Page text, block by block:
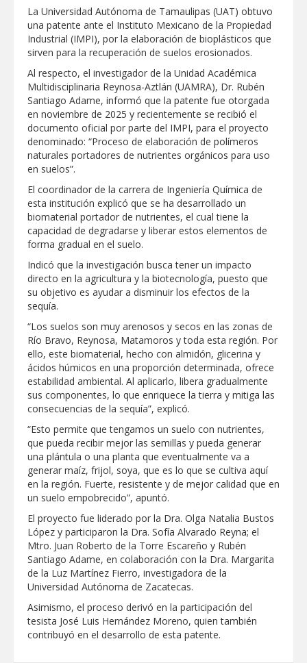
GOBIERNO MUNICIPAL ACERCA
SERVICIOS Y APOYOS A FAMILIAS CON
“PRESIDENCIA CERQUITA DE TI”
Impulsa STPS ferias del empleo para
jóvenes en tres regiones de Tamaulipas
Felicitó Carlos Peña Ortiz a más de 390
egresados de la Universidad Tecnológica
de Tamaulipas Norte
CANTUROSAS INVIERTE EN
INFRAESTRUCTURA HÍDRICA PARA
GARANTIZAR UN MEJOR SERVICIO DE
AGUA POTABLE
Facilita DIF Tamaulipas trámite de
credencial y placas de circulación para
personas con discapacidad
CARMEN LILIA CANTUROSAS
CONSOLIDA A NUEVO LAREDO COMO
REFERENTE DE ENERGÍA LIMPIA EN
Destacó Alcalde Carlos Peña Ortiz
respuesta inmediata de servicios
municipales ante tormenta
La UAT, Gobierno del Estado y
ganaderos consolidan proyecto “Carne
Tam
GOBIERNO MUNICIPAL INVITA A
CAMPAÑA DE TAMIZAJE AUDITIVO
GRATUITO PARA RECIÉN NACIDOS EN
CLÍNICA UNE NUEVA ERA
Entregó Carlos Peña Ortiz apoyos de
"Mamá Luchona", acompañado por la
Senadora Maki Esther Ortiz Domínguez
Intensificó Municipio programa de
bacheo en cuatro colonias de Reynosa
La Universidad Autónoma de Tamaulipas (UAT) obtuvo
una patente ante el Instituto Mexicano de la Propiedad
Industrial (IMPI), por la elaboración de bioplásticos que
sirven para la recuperación de suelos erosionados.
Al respecto, el investigador de la Unidad Académica
Multidisciplinaria Reynosa-Aztlán (UAMRA), Dr. Rubén
Santiago Adame, informó que la patente fue otorgada
en noviembre de 2025 y recientemente se recibió el
documento oficial por parte del IMPI, para el proyecto
denominado: “Proceso de elaboración de polímeros
naturales portadores de nutrientes orgánicos para uso
en suelos”.
El coordinador de la carrera de Ingeniería Química de
esta institución explicó que se ha desarrollado un
biomaterial portador de nutrientes, el cual tiene la
capacidad de degradarse y liberar estos elementos de
forma gradual en el suelo.
Indicó que la investigación busca tener un impacto
directo en la agricultura y la biotecnología, puesto que
su objetivo es ayudar a disminuir los efectos de la
sequía.
“Los suelos son muy arenosos y secos en las zonas de
Río Bravo, Reynosa, Matamoros y toda esta región. Por
ello, este biomaterial, hecho con almidón, glicerina y
ácidos húmicos en una proporción determinada, ofrece
estabilidad ambiental. Al aplicarlo, libera gradualmente
sus componentes, lo que enriquece la tierra y mitiga las
consecuencias de la sequía”, explicó.
“Esto permite que tengamos un suelo con nutrientes,
que pueda recibir mejor las semillas y pueda generar
una plántula o una planta que eventualmente va a
generar maíz, frijol, soya, que es lo que se cultiva aquí
en la región. Fuerte, resistente y de mejor calidad que en
un suelo empobrecido”, apuntó.
El proyecto fue liderado por la Dra. Olga Natalia Bustos
López y participaron la Dra. Sofía Alvarado Reyna; el
Mtro. Juan Roberto de la Torre Escareño y Rubén
Santiago Adame, en colaboración con la Dra. Margarita
de la Luz Martínez Fierro, investigadora de la
Universidad Autónoma de Zacatecas.
Asimismo, el proceso derivó en la participación del
tesista José Luis Hernández Moreno, quien también
contribuyó en el desarrollo de esta patente.